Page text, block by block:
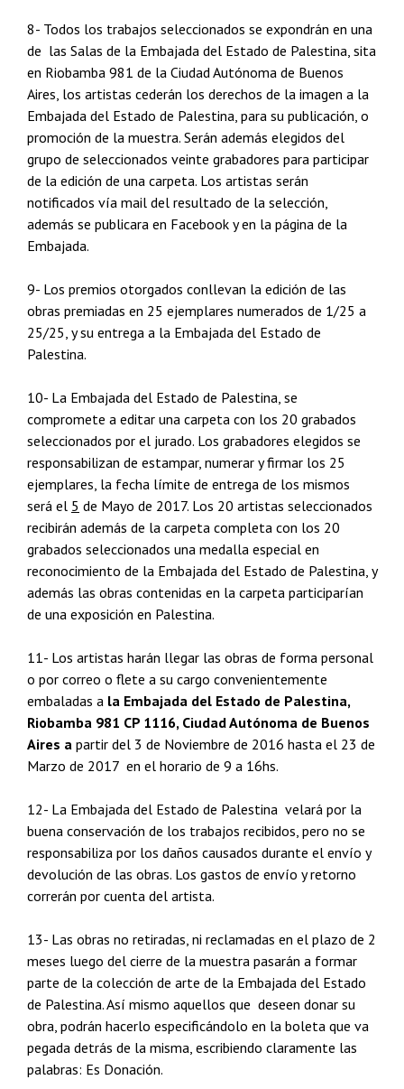
8- Todos los trabajos seleccionados se expondrán en una
de las Salas de la Embajada del Estado de Palestina, sita
en Riobamba 981 de la Ciudad Autónoma de Buenos
Aires, los artistas cederán los derechos de la imagen a la
Embajada del Estado de Palestina, para su publicación, o
promoción de la muestra. Serán además elegidos del
grupo de seleccionados veinte grabadores para participar
de la edición de una carpeta. Los artistas serán
notificados vía mail del resultado de la selección,
además se publicara en Facebook y en la página de la
Embajada.
9- Los premios otorgados conllevan la edición de las
obras premiadas en 25 ejemplares numerados de 1/25 a
25/25, y su entrega a la Embajada del Estado de
Palestina.
10- La Embajada del Estado de Palestina, se
compromete a editar una carpeta con los 20 grabados
seleccionados por el jurado. Los grabadores elegidos se
responsabilizan de estampar, numerar y firmar los 25
ejemplares, la fecha límite de entrega de los mismos
será el 5 de Mayo de 2017. Los 20 artistas seleccionados
recibirán además de la carpeta completa con los 20
grabados seleccionados una medalla especial en
reconocimiento de la Embajada del Estado de Palestina, y
además las obras contenidas en la carpeta participarían
de una exposición en Palestina.
11- Los artistas harán llegar las obras de forma personal
o por correo o flete a su cargo convenientemente
embaladas a la Embajada del Estado de Palestina,
Riobamba 981 CP 1116, Ciudad Autónoma de Buenos
Aires a partir del 3 de Noviembre de 2016 hasta el 23 de
Marzo de 2017 en el horario de 9 a 16hs.
12- La Embajada del Estado de Palestina velará por la
buena conservación de los trabajos recibidos, pero no se
responsabiliza por los daños causados durante el envío y
devolución de las obras. Los gastos de envío y retorno
correrán por cuenta del artista.
13- Las obras no retiradas, ni reclamadas en el plazo de 2
meses luego del cierre de la muestra pasarán a formar
parte de la colección de arte de la Embajada del Estado
de Palestina. Así mismo aquellos que deseen donar su
obra, podrán hacerlo especificándolo en la boleta que va
pegada detrás de la misma, escribiendo claramente las
palabras: Es Donación.